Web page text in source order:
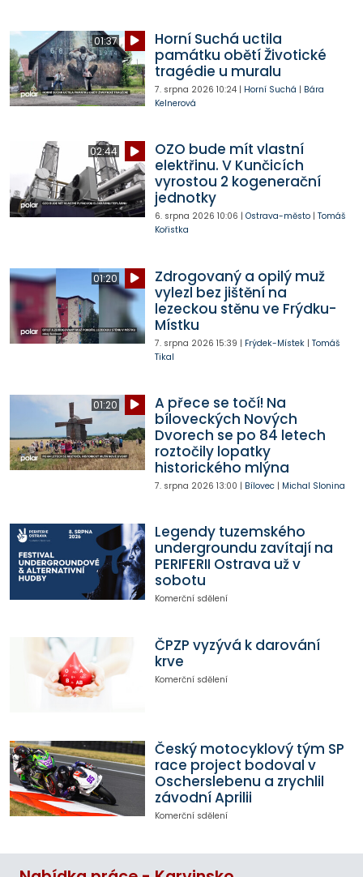
01:37
Horní Suchá uctila
památku obětí Životické
tragédie u muralu
7. srpna 2026 10:24| Horní Suchá | Bára
Kelnerová
02:44
OZO bude mít vlastní
elektřinu. V Kunčicích
vyrostou 2 kogenerační
jednotky
6. srpna 2026 10:06 | Ostrava-město| Tomáš
Kořistka
01:20
Zdrogovaný a opilý muž
vylezl bez jištění na
lezeckou stěnu ve Frýdku-
Místku
7. srpna 2026 15:39 | Frýdek-Místek| Tomáš
Tikal
01:20
A přece se točí! Na
bíloveckých Nových
Dvorech se po 84 letech
roztočily lopatky
historického mlýna
7. srpna 2026 13:00 | Bílovec| Michal Slonina
Legendy tuzemského
undergroundu zavítají na
PERIFERII Ostrava už v
sobotu
Komerční sdělení
ČPZP vyzývá k darování
krve
Komerční sdělení
Český motocyklový tým SP
race project bodoval v
Oscherslebenu a zrychlil
závodní Aprilii
Komerční sdělení